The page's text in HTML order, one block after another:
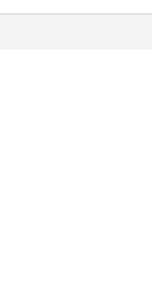
പാര്‍ട്ടി;